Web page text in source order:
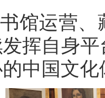
馆运营
挥自身
中国文